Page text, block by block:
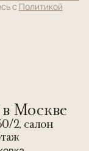
с Политикой
Москве
2, салон